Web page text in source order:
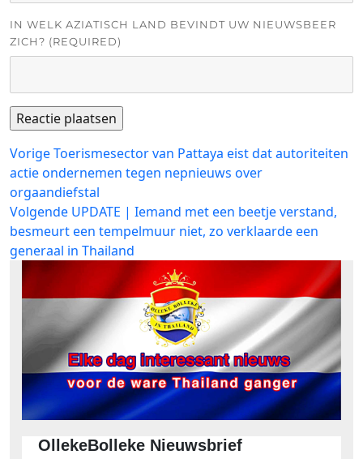
IN WELK AZIATISCH LAND BEVINDT UW NIEUWSBEER
ZICH? (REQUIRED)
Bericht
navigatie
VorigeVorig
bericht:
Toerismesector van Pattaya eist dat autoriteiten
actie ondernemen tegen nepnieuws over
orgaandiefstal
Volgende Volgend
bericht:
UPDATE | Iemand met een beetje verstand,
besmeurt een tempelmuur niet, zo verklaarde een
generaal in Thailand
OllekeBolleke Nieuwsbrief